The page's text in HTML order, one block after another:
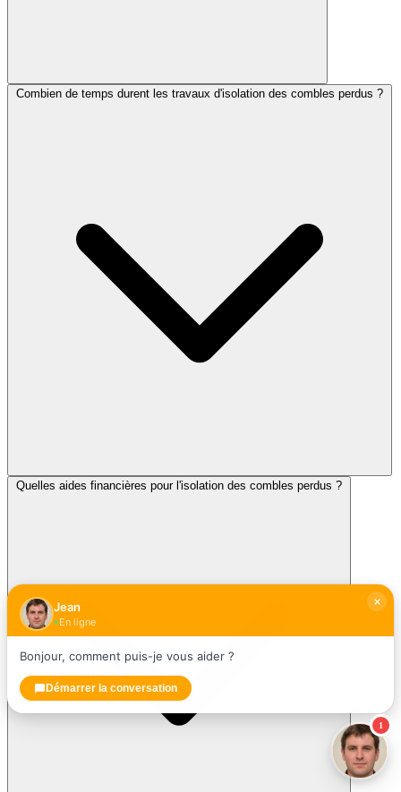
Combien de temps durent les travaux d'isolation des combles perdus ?
Quelles aides financières pour l'isolation des combles perdus ?
1
Jean
En ligne
Bonjour, comment puis-je vous aider ?
Démarrer la conversation